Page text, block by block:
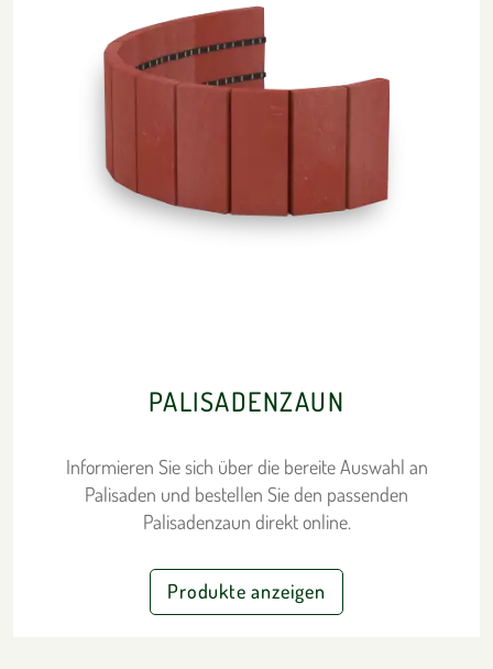
PALISADENZAUN
Informieren Sie sich über die bereite Auswahl an
Palisaden und bestellen Sie den passenden
Palisadenzaun direkt online.
Produkte anzeigen